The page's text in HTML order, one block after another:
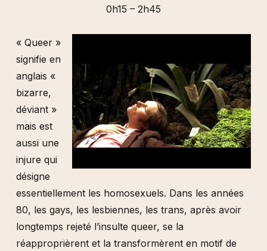
0h15 – 2h45
« Queer »
signifie en
anglais «
bizarre,
déviant »
mais est
aussi une
injure qui
désigne
essentiellement les homosexuels. Dans les années
80, les gays, les lesbiennes, les trans, après avoir
longtemps rejeté l’insulte queer, se la
réapproprièrent et la transformèrent en motif de